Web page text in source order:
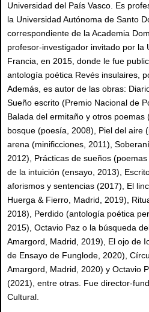
Universidad del País Vasco. Es
la Universidad Autónoma de Santo
correspondiente de la Academia
profesor-investigador invitado por la
Francia, en 2015, donde le fue
antología poética Revés insulaires,
Además, es autor de las obras:
Sueño escrito (Premio Nacional de
Balada del ermitaño y otros poemas
bosque (poesía, 2008), Piel del aire
arena (minificciones, 2011),
2012), Prácticas de sueños
de la intuición (ensayo, 2013),
aforismos y sentencias (2017), El
Huerga & Fierro, Madrid, 2019),
2018), Perdido (antología poética
2015), Octavio Paz o la búsqueda
Amargord, Madrid, 2019), El ojo de
de Ensayo de Funglode, 2020),
Amargord, Madrid, 2020) y Octavio
(2021), entre otras. Fue director-
Cultural.